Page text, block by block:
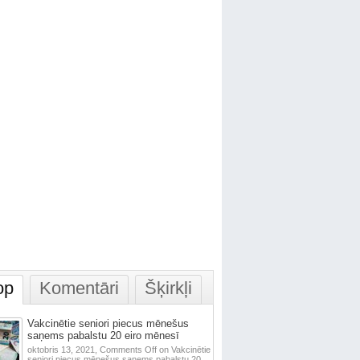
Komentāri Šķirkļi
Vakcinētie seniori piecus mēnešus
saņems pabalstu 20 eiro mēnesī
oktobris 13, 2021, Comments Offon Vakcinētie